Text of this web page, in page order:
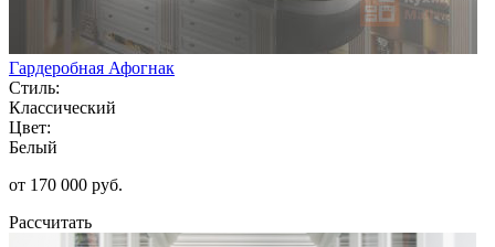
Гардеробная Афогнак
Стиль:
Классический
Цвет:
Белый
от 170 000 руб.
Рассчитать